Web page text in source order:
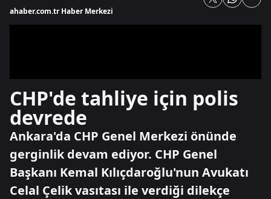
ahaber.com.tr Haber Merkezi
CHP'de tahliye için polis
devrede
Ankara'da CHP Genel Merkezi önünde
gerginlik devam ediyor. CHP Genel
Başkanı Kemal Kılıçdaroğlu'nun Avukatı
Celal Çelik vasıtası ile verdiği dilekçe